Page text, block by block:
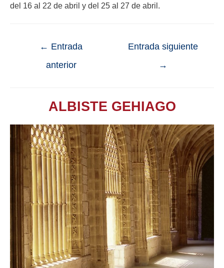
del 16 al 22 de abril y del 25 al 27 de abril.
← Entrada
anterior
Entrada siguiente
→
ALBISTE GEHIAGO